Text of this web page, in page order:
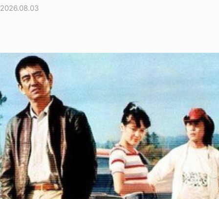
2026.08.03